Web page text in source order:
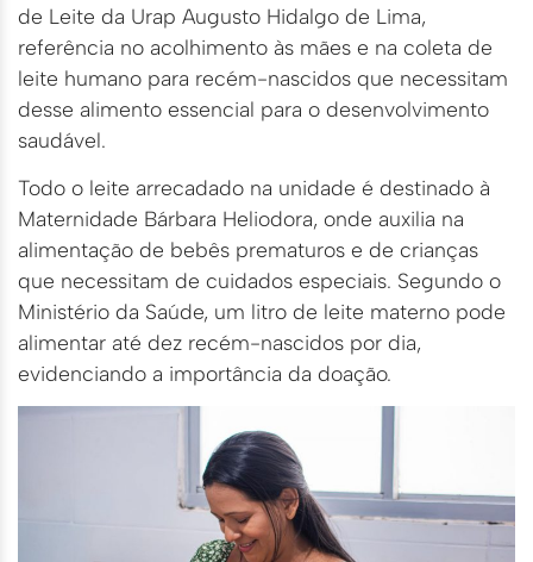
de Leite da Urap Augusto Hidalgo de Lima,
referência no acolhimento às mães e na coleta de
leite humano para recém-nascidos que necessitam
desse alimento essencial para o desenvolvimento
saudável.
Todo o leite arrecadado na unidade é destinado à
Maternidade Bárbara Heliodora, onde auxilia na
alimentação de bebês prematuros e de crianças
que necessitam de cuidados especiais. Segundo o
Ministério da Saúde, um litro de leite materno pode
alimentar até dez recém-nascidos por dia,
evidenciando a importância da doação.